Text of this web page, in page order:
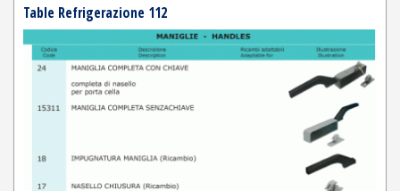
Table Refrigerazione 112